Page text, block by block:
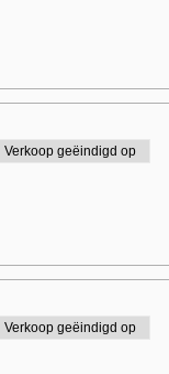
Verkoop geëindigd op
Verkoop geëindigd op